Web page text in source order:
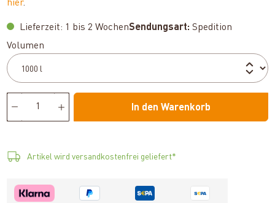
hier.
Lieferzeit: 1 bis 2 WochenSendungsart: Spedition
Volumen
In den Warenkorb
Artikel wird versandkostenfrei geliefert*